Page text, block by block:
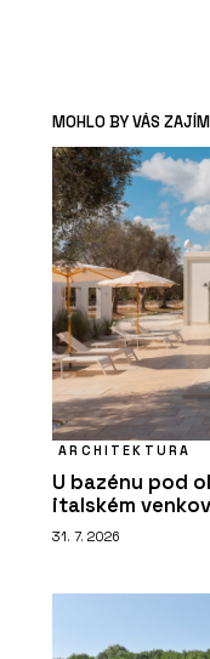
MOHLO BY VÁS
ARCHITEKTURA
U bazénu pod
italském
31. 7. 2026